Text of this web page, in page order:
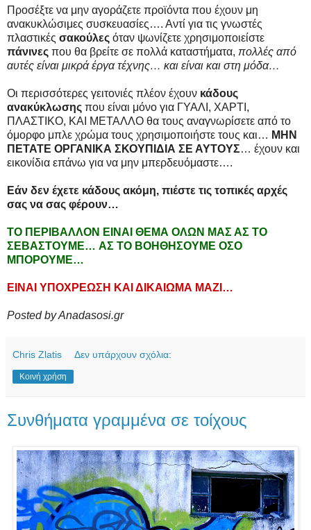
Προσέξτε να μην αγοράζετε προϊόντα που έχουν μη
ανακυκλώσιμες συσκευασίες…. Αντί για τις γνωστές
πλαστικές σακούλες όταν ψωνίζετε χρησιμοποιείστε
πάνινες που θα βρείτε σε πολλά καταστήματα, πολλές από
αυτές είναι μικρά έργα τέχνης… και είναι και στη μόδα…
Οι περισσότερες γειτονιές πλέον έχουν κάδους
ανακύκλωσης που είναι μόνο για ΓΥΑΛΙ, ΧΑΡΤΙ,
ΠΛΑΣΤΙΚΟ, ΚΑΙ ΜΕΤΑΛΛΟ θα τους αναγνωρίσετε από το
όμορφο μπλε χρώμα τους χρησιμοποιήστε τους και… ΜΗΝ
ΠΕΤΑΤΕ ΟΡΓΑΝΙΚΑ ΣΚΟΥΠΙΔΙΑ ΣΕ ΑΥΤΟΥΣ… έχουν και
εικονίδια επάνω για να μην μπερδευόμαστε….
Εάν δεν έχετε κάδους ακόμη, πιέστε τις τοπικές αρχές
σας να σας φέρουν…
ΤΟ ΠΕΡΙΒΑΛΛΟΝ ΕΙΝΑΙ ΘΕΜΑ ΟΛΩΝ ΜΑΣ ΑΣ ΤΟ
ΣΕΒΑΣΤΟΥΜΕ… AΣ ΤΟ ΒΟΗΘΗΣΟΥΜΕ ΟΣΟ
ΜΠΟΡΟΥΜΕ…
ΕΙΝΑΙ ΥΠΟΧΡΕΩΣΗ ΚΑΙ ΔΙΚΑΙΩΜΑ ΜΑΖΙ…
Posted by Anadasosi.gr
Chris Zlatis Δεν υπάρχουν σχόλια:
Κοινή χρήση
Συνθήματα γραμμένα σε τοίχους